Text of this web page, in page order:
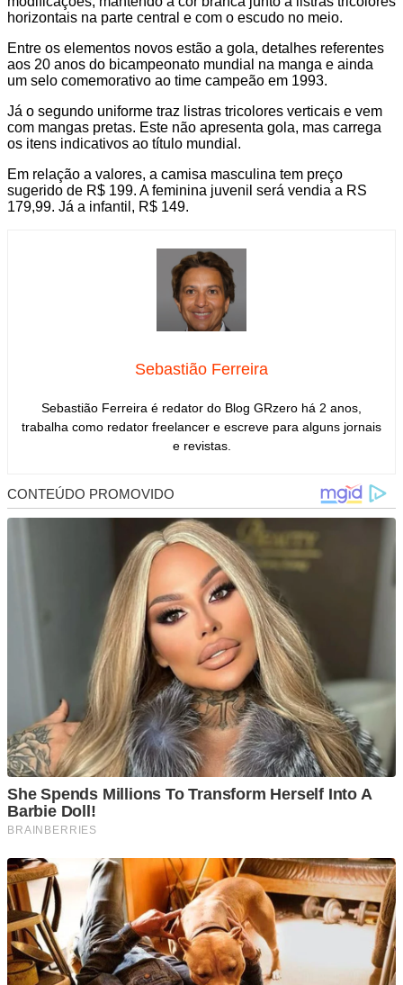
horizontais na parte central e com o escudo no meio.
Entre os elementos novos estão a gola, detalhes referentes
aos 20 anos do bicampeonato mundial na manga e ainda
um selo comemorativo ao time campeão em 1993.
Já o segundo uniforme traz listras tricolores verticais e vem
com mangas pretas. Este não apresenta gola, mas carrega
os itens indicativos ao título mundial.
Em relação a valores, a camisa masculina tem preço
sugerido de R$ 199. A feminina juvenil será vendia a RS
179,99. Já a infantil, R$ 149.
Sebastião Ferreira
Sebastião Ferreira é redator do Blog GRzero há 2 anos,
trabalha como redator freelancer e escreve para alguns jornais
e revistas.